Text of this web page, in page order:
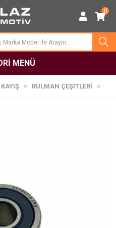
0
MENÜ
RULMAN ÇEŞİTLERİ